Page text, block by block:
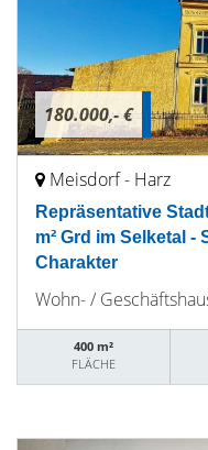
180.000,- €
Meisdorf - Harz
Repräsentative
m² Grd im Selketal
Charakter
Wohn- /
400 m²
FLÄCHE